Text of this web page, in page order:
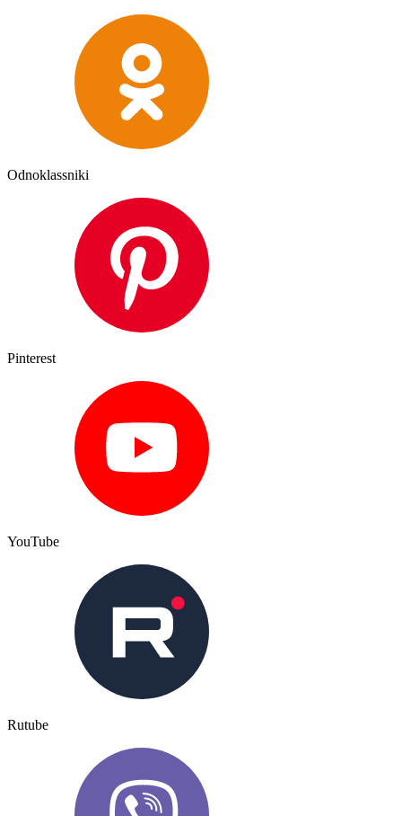
Odnoklassniki
Pinterest
YouTube
Rutube